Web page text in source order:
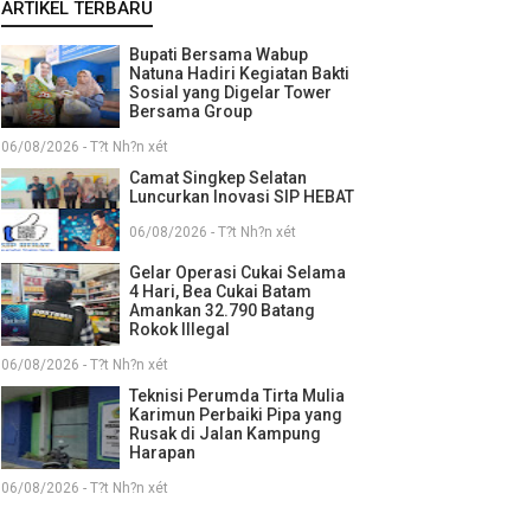
ARTIKEL TERBARU
Bupati Bersama Wabup
Natuna Hadiri Kegiatan Bakti
Sosial yang Digelar Tower
Bersama Group
06/08/2026 - T?t Nh?n xét
Camat Singkep Selatan
Luncurkan Inovasi SIP HEBAT
06/08/2026 - T?t Nh?n xét
Gelar Operasi Cukai Selama
4 Hari, Bea Cukai Batam
Amankan 32.790 Batang
Rokok Illegal
06/08/2026 - T?t Nh?n xét
Teknisi Perumda Tirta Mulia
Karimun Perbaiki Pipa yang
Rusak di Jalan Kampung
Harapan
06/08/2026 - T?t Nh?n xét